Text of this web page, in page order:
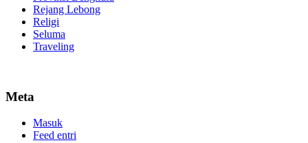
Rejang Lebong
Religi
Seluma
Traveling
Meta
Masuk
Feed entri